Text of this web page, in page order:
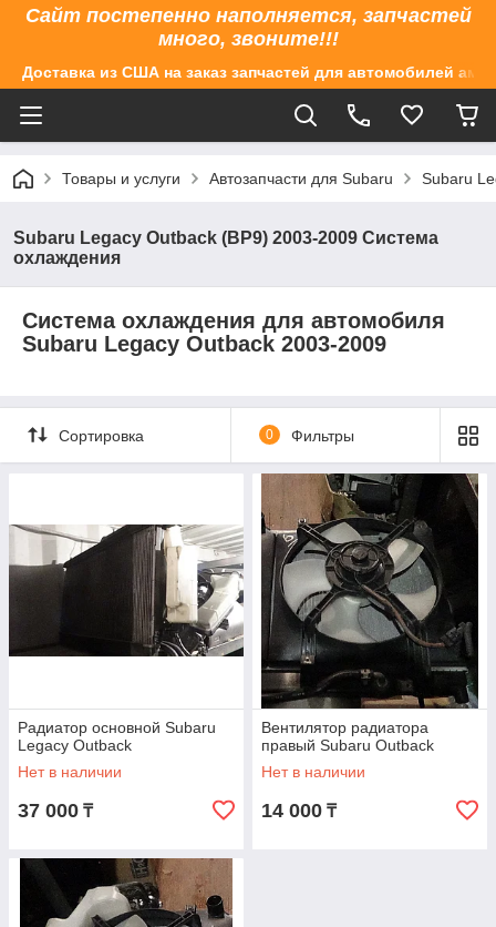
Сайт постепенно наполняется, запчастей
много, звоните!!!
Доставка из США на заказ запчастей для автомобилей
Товары и услуги Автозапчасти для Subaru Subaru
Subaru Legacy Outback (BP9) 2003-2009 Система
охлаждения
Система охлаждения для автомобиля
Subaru Legacy Outback 2003-2009
Сортировка 0 Фильтры
Радиатор основной Subaru
Legacy Outback
Нет в наличии
37 000 ₸
Вентилятор радиатора
правый Subaru Outback
Нет в наличии
14 000 ₸